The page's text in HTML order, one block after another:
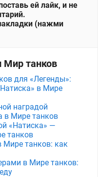
ей лайк, и не
(нажми
Мир танков
для «Легенды»:
в Мире
наградой
в Мире танков
«Натиска» —
танков
Мире танков: как
в Мире танков: